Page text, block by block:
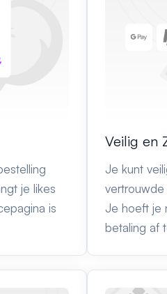
je likes
is
Veilig en
Je kunt
Je hoeft je
betaling af